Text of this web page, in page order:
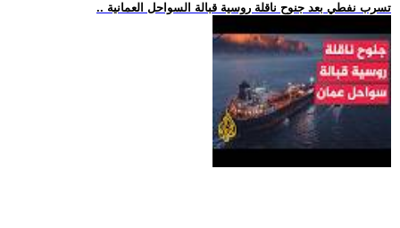
.. تسرب نفطي بعد جنوح ناقلة روسية قبالة السواحل العمانية